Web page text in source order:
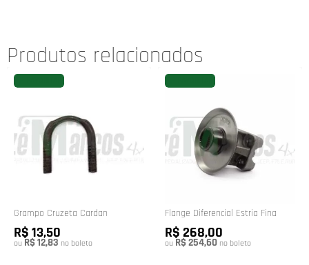
Produtos relacionados
Grampo Cruzeta Cardan
R$ 13,50
ou R$ 12,83 no boleto
Flange Diferencial Estria Fina
R$ 268,00
ou R$ 254,60 no boleto